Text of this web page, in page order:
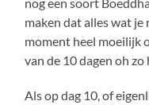
nog een soort
maken dat alles wat
moment heel moeilijk
van de 10 dagen oh
Als op dag 10, of